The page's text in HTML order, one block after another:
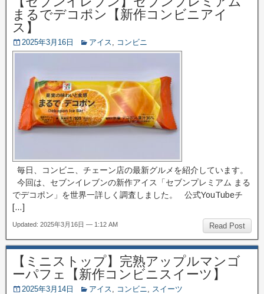
まるでデコポン【新作コンビニアイ
ス】
2025年3月16日 アイス, コンビニ
毎日、コンビニ、チェーン店の最新グルメを紹介しています。
今回は、セブンイレブンの新作アイス「セブンプレミアム まる
でデコポン」を世界一詳しく調査しました。 公式YouTubeチ
[…]
Read Post
Updated: 2025年3月16日 — 1:12 AM
【ミニストップ】完熟アップルマンゴ
ーパフェ【新作コンビニスイーツ】
2025年3月14日 アイス, コンビニ, スイーツ